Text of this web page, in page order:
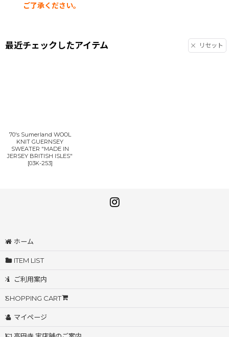
ご了承ください。
最近チェックしたアイテム リセット
70's Sumerland WOOL
KNIT GUERNSEY
SWEATER "MADE IN
JERSEY BRITISH ISLES"
[03K-253]
ホーム
ITEM LIST
ご利用案内
SHOPPING CART
マイページ